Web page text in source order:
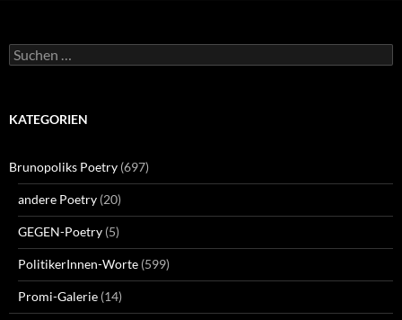
Suchen
nach:
KATEGORIEN
Brunopoliks Poetry (697)
andere Poetry (20)
GEGEN-Poetry (5)
PolitikerInnen-Worte (599)
Promi-Galerie (14)